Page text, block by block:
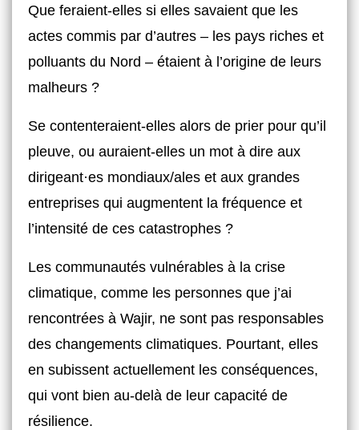
Que feraient-elles si elles savaient que les
actes commis par d’autres – les pays riches et
polluants du Nord – étaient à l’origine de leurs
malheurs ?
Se contenteraient-elles alors de prier pour qu’il
pleuve, ou auraient-elles un mot à dire aux
dirigeant·es mondiaux/ales et aux grandes
entreprises qui augmentent la fréquence et
l’intensité de ces catastrophes ?
Les communautés vulnérables à la crise
climatique, comme les personnes que j’ai
rencontrées à Wajir, ne sont pas responsables
des changements climatiques. Pourtant, elles
en subissent actuellement les conséquences,
qui vont bien au-delà de leur capacité de
résilience.